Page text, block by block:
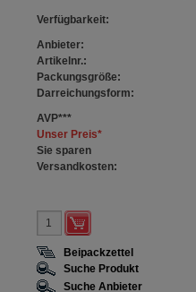
Verfügbarkeit:
Anbieter:
Artikelnr.:
Packungsgröße:
Darreichungsform:
AVP***
Unser Preis*
Sie sparen
Versandkosten:
Beipackzettel
Suche Produkt
Suche Anbieter